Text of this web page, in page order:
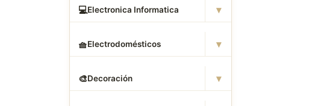
💻Electronica Informatica ▾
🧺Electrodomésticos ▾
🎨Decoración ▾